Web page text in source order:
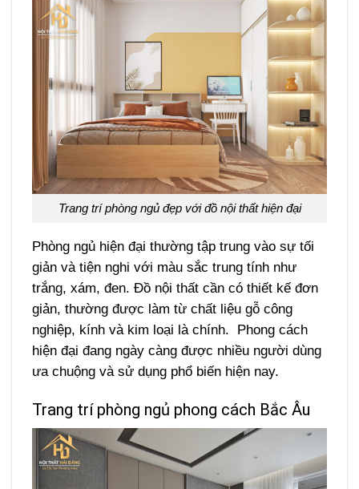
Trang trí phòng ngủ đẹp với đồ nội thất hiện đại
Phòng ngủ hiện đại thường tập trung vào sự tối
giản và tiện nghi với màu sắc trung tính như
trắng, xám, đen. Đồ nội thất cần có thiết kế đơn
giản, thường được làm từ chất liệu gỗ công
nghiệp, kính và kim loại là chính. Phong cách
hiện đại đang ngày càng được nhiều người dùng
ưa chuộng và sử dụng phổ biến hiện nay.
Trang trí phòng ngủ phong cách Bắc Âu